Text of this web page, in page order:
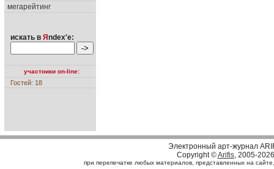
мегарейтинг
искать в Я ndex'е:
участники on-line:
Гостей: 18
Электронный арт-журнал
Copyright ©Arifis, 2005-2026
при перепечатке любых материалов, представленных на